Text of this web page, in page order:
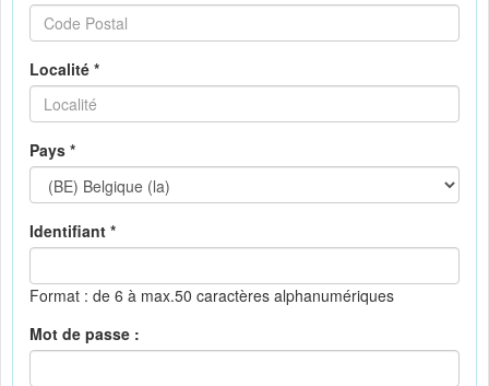
Localité *
Pays *
Identifiant *
Format : de 6 à max.50 caractères alphanumériques
Mot de passe :